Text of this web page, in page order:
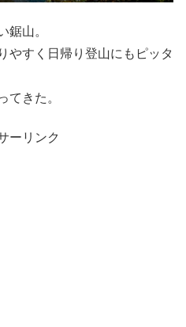
鋸山。
やすく日帰り登山にもピッタ
てきた。
ーリンク